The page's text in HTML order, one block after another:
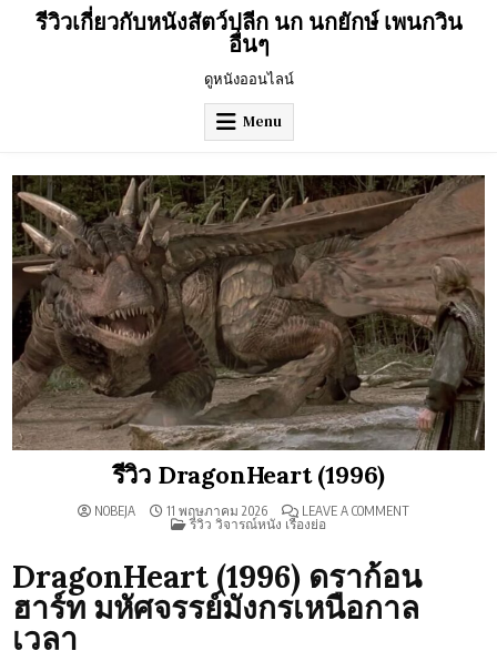
รีวิวเกี่ยวกับหนังสัตว์ปลีก นก นกยักษ์ เพนกวิน
อื่นๆ
ดูหนังออนไลน์
Menu
รีวิว DragonHeart (1996)
NOBEJA 11 พฤษภาคม 2026 LEAVE A COMMENTON
POSTED
รีวิว วิจารณ์หนัง เรื่องย่อ
DragonHeart (1996) ดราก้อน
ฮาร์ท มหัศจรรย์มังกรเหนือกาล
เวลา